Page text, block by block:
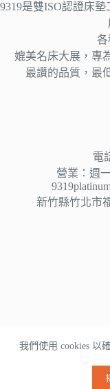
我們使用 cookies 以
9319是雙ISO認證床
各
媲美名床大展，專
最讚的品質，最
電
營業：週
新竹縣竹北市